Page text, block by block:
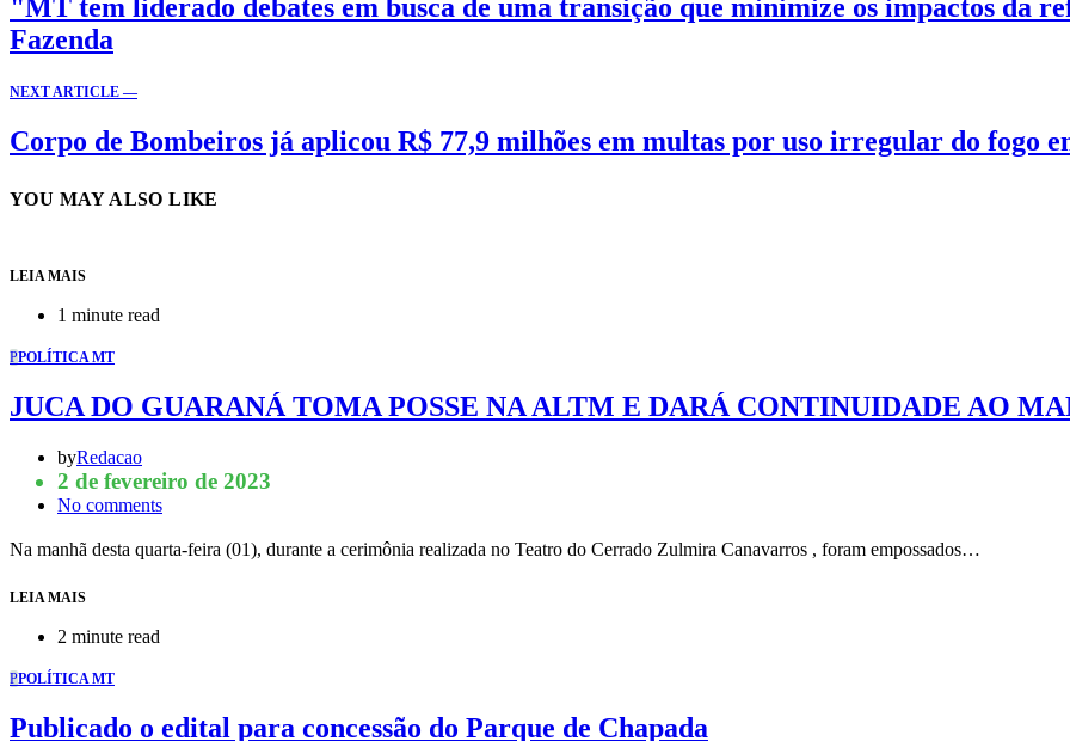
"MT tem liderado debates em busca de uma transição que minimize os impactos da
Fazenda
NEXT ARTICLE —
Corpo de Bombeiros já aplicou R$ 77,9 milhões em multas por uso irregular do fogo
YOU MAY ALSO LIKE
LEIA MAIS
1 minute read
PPOLÍTICA MT
JUCA DO GUARANÁ TOMA POSSE NA ALTM E DARÁ CONTINUIDADE AO
byRedacao
2 de fevereiro de 2023
No comments
Na manhã desta quarta-feira (01), durante a cerimônia realizada no Teatro do Cerrado Zulmira Canavarros , foram empossados…
LEIA MAIS
2 minute read
PPOLÍTICA MT
Publicado o edital para concessão do Parque de Chapada